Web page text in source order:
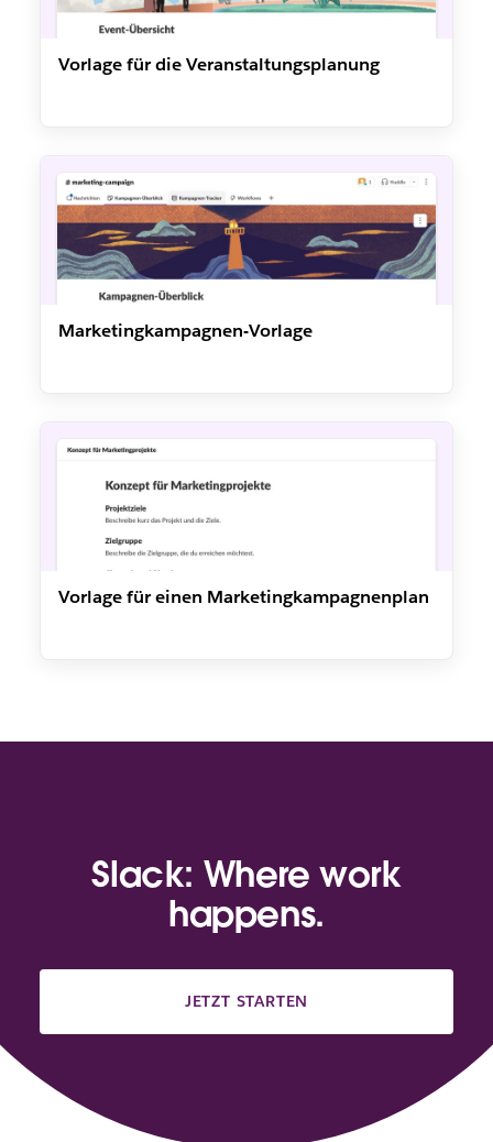
Vorlage für die Veranstaltungsplanung
Marketingkampagnen-Vorlage
Vorlage für einen Marketingkampagnenplan
Slack: Where work
happens.
JETZT STARTEN